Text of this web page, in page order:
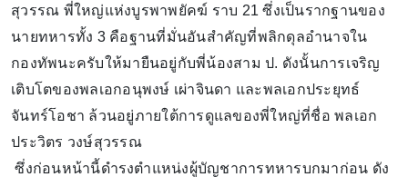
สุวรรณ พี่ใหญ่แห่งบูรพาพยัคฆ์ ราบ 21 ซึ่งเป็นรากฐานของ
นายทหารทั้ง 3 คือฐานที่มั่นอันสำคัญที่พลิกดุลอำนาจใน
กองทัพนะครับให้มายืนอยู่กับพี่น้องสาม ป. ดังนั้นการเจริญ
เติบโตของพลเอกอนุพงษ์ เผ่าจินดา และพลเอกประยุทธ์
จันทร์โอชา ล้วนอยู่ภายใต้การดูแลของพี่ใหญ่ที่ชื่อ พลเอก
ประวิตร วงษ์สุวรรณ
ซึ่งก่อนหน้านี้ดำรงตำแหน่งผู้บัญชาการทหารบกมาก่อน ดัง